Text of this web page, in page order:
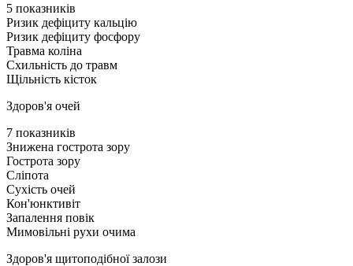
5 показників
Ризик дефіциту кальцію
Ризик дефіциту фосфору
Травма коліна
Схильність до травм
Щільність кісток
Здоров'я очей
7 показників
Знижена гострота зору
Гострота зору
Сліпота
Сухість очей
Кон'юнктивіт
Запалення повік
Мимовільні рухи очима
Здоров'я щитоподібної залози